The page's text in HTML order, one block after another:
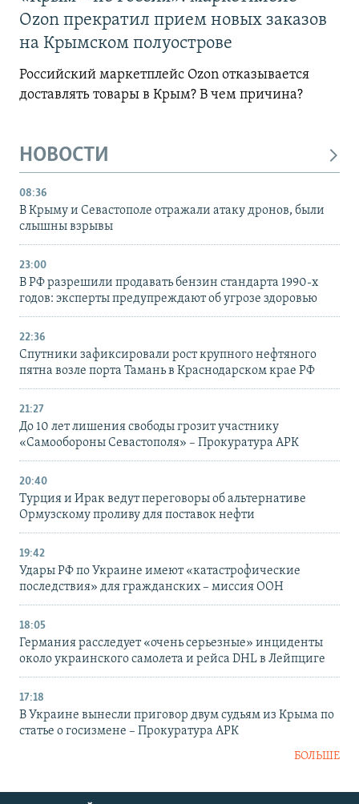
Ozon прекратил прием новых заказов
на Крымском полуострове
Российский маркетплейс Ozon отказывается
доставлять товары в Крым? В чем причина?
НОВОСТИ
08:36
В Крыму и Севастополе отражали атаку дронов, были
слышны взрывы
23:00
В РФ разрешили продавать бензин стандарта 1990-х
годов: эксперты предупреждают об угрозе здоровью
22:36
Спутники зафиксировали рост крупного нефтяного
пятна возле порта Тамань в Краснодарском крае РФ
21:27
До 10 лет лишения свободы грозит участнику
«Самообороны Севастополя» – Прокуратура АРК
20:40
Турция и Ирак ведут переговоры об альтернативе
Ормузскому проливу для поставок нефти
19:42
Удары РФ по Украине имеют «катастрофические
последствия» для гражданских – миссия ООН
18:05
Германия расследует «очень серьезные» инциденты
около украинского самолета и рейса DHL в Лейпциге
17:18
В Украине вынесли приговор двум судьям из Крыма по
статье о госизмене – Прокуратура АРК
БОЛЬШЕ